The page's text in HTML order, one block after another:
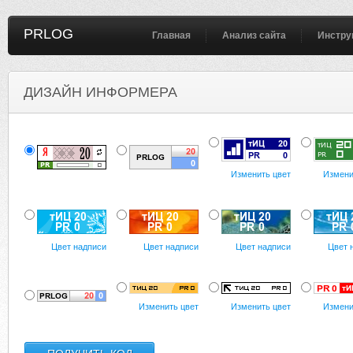
PRLOG Главная Анализ сайта
ДИЗАЙН ИНФОРМЕРА
Изменить цвет
Цвет надписи Цвет надписи Цвет надписи Цвет
Изменить цвет Изменить цвет